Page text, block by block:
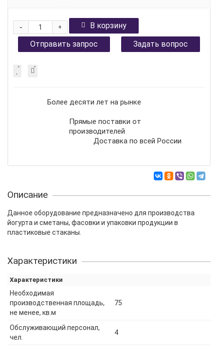
+
-
В корзину
Отправить запрос
Задать вопрос
Более десяти лет на рынке
Прямые поставки от
производителей
Доставка по всей России
Описание
Данное оборудование предназначено для производства
йогурта и сметаны, фасовки и упаковки продукции в
пластиковые стаканы.
Характеристики
Характеристики
Необходимая
производственная площадь,
не менее, кв.м
75
Обслуживающий персонал,
чел.
4